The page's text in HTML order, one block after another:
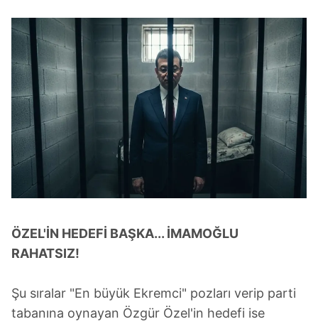
ÖZEL'İN HEDEFİ BAŞKA... İMAMOĞLU
RAHATSIZ!
Şu sıralar "En büyük Ekremci" pozları verip parti
tabanına oynayan Özgür Özel'in hedefi ise